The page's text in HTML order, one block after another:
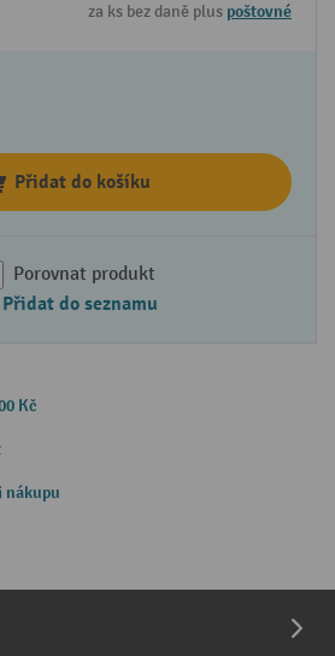
za ks bez daně plus poštovné
Přidat do košíku
Porovnat produkt
Přidat do seznamu
Kč
nákupu